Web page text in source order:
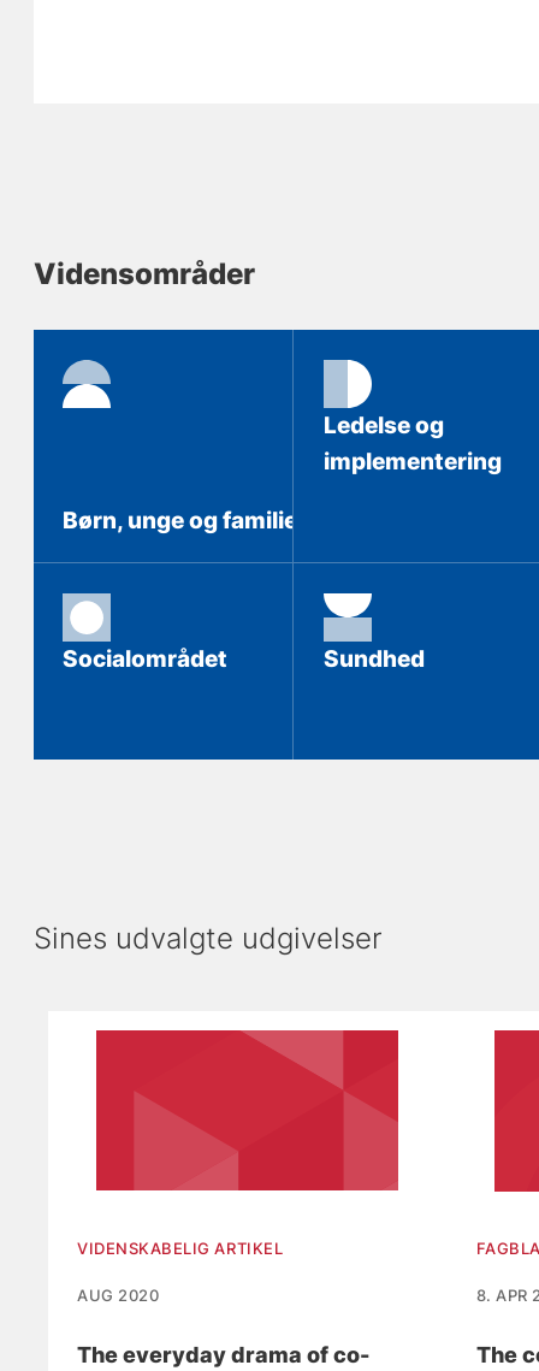
Vidensområder
Børn, unge og familie
Ledelse og
implementering
Socialområdet Sundhed
Sines udvalgte udgivelser
VIDENSKABELIG ARTIKEL
AUG 2020
The everyday drama of co-
8. APR
The